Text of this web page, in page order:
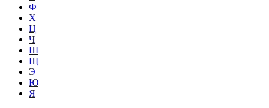
Ф
Х
Ц
Ч
Ш
Щ
Э
Ю
Я